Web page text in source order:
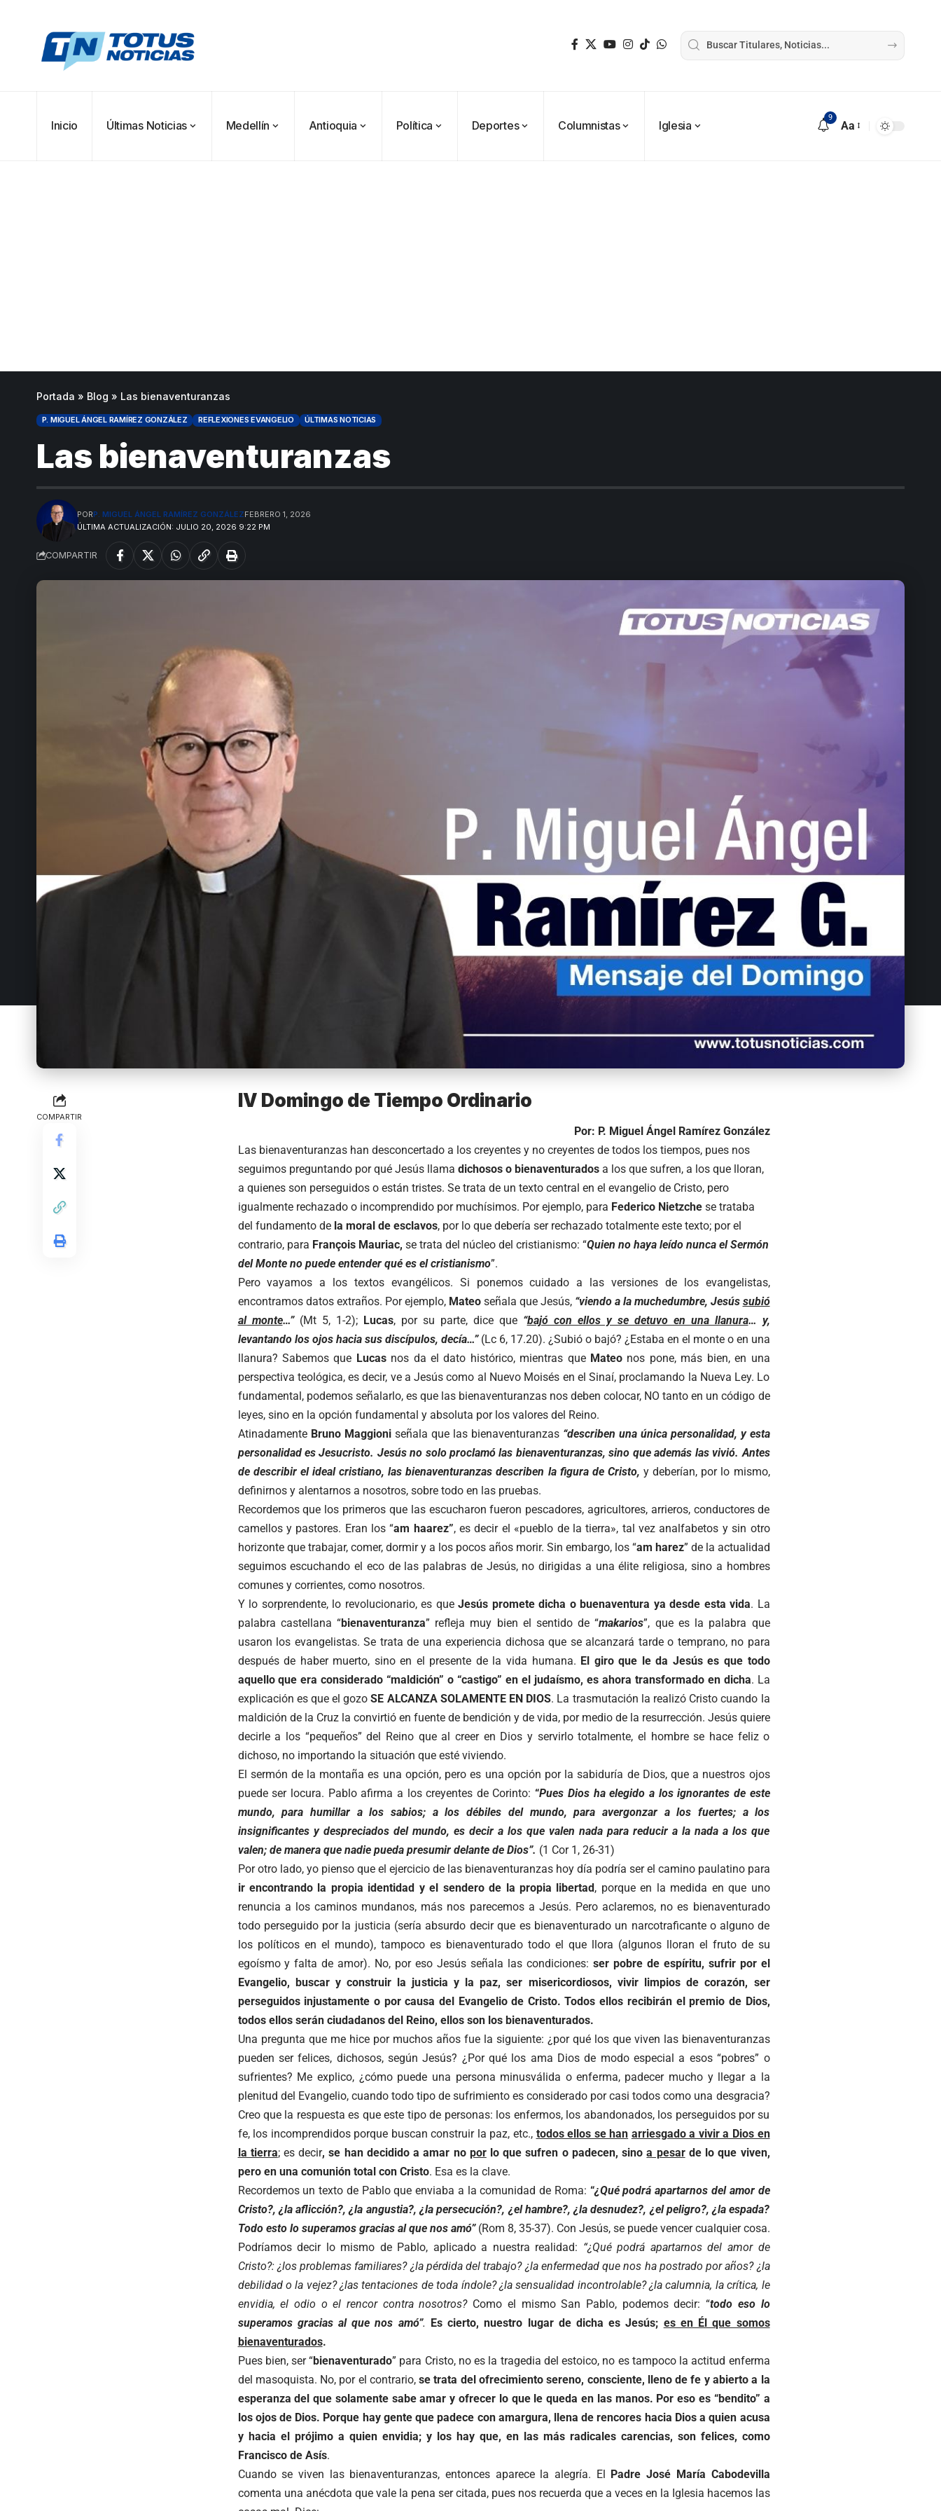
Inicio Últimas Noticias Medellín Antioquia Política Deportes Columnistas Iglesia
9
Aa
Portada » Blog » Las bienaventuranzas
P. MIGUEL ÁNGEL RAMÍREZ GONZÁLEZ REFLEXIONES EVANGELIO ÚLTIMAS NOTICIAS
Las bienaventuranzas
ÚLTIMA ACTUALIZACIÓN: JULIO 20, 2026 9:22 PM
PORP. MIGUEL ÁNGEL RAMÍREZ GONZÁLEZFEBRERO 1, 2026
COMPARTIR
COMPARTIR
IV Domingo de Tiempo Ordinario
Por: P. Miguel Ángel Ramírez González
Las bienaventuranzas han desconcertado a los creyentes y no creyentes de todos los tiempos, pues nos
seguimos preguntando por qué Jesús llama dichosos o bienaventurados a los que sufren, a los que lloran,
a quienes son perseguidos o están tristes. Se trata de un texto central en el evangelio de Cristo, pero
igualmente rechazado o incomprendido por muchísimos. Por ejemplo, para Federico Nietzche se trataba
del fundamento de la moral de esclavos, por lo que debería ser rechazado totalmente este texto; por el
contrario, para François Mauriac, se trata del núcleo del cristianismo: “Quien no haya leído nunca el Sermón
del Monte no puede entender qué es el cristianismo”.
Pero vayamos a los textos evangélicos. Si ponemos cuidado a las versiones de los evangelistas,
encontramos datos extraños. Por ejemplo, Mateo señala que Jesús, “viendo a la muchedumbre, Jesús subió
al monte…” (Mt 5, 1-2); Lucas, por su parte, dice que “bajó con ellos y se detuvo en una llanura… y,
levantando los ojos hacia sus discípulos, decía…” (Lc 6, 17.20). ¿Subió o bajó? ¿Estaba en el monte o en una
llanura? Sabemos que Lucas nos da el dato histórico, mientras que Mateo nos pone, más bien, en una
perspectiva teológica, es decir, ve a Jesús como al Nuevo Moisés en el Sinaí, proclamando la Nueva Ley. Lo
fundamental, podemos señalarlo, es que las bienaventuranzas nos deben colocar, NO tanto en un código de
leyes, sino en la opción fundamental y absoluta por los valores del Reino.
Atinadamente Bruno Maggioniseñala que las bienaventuranzas “describen una única personalidad, y esta
personalidad es Jesucristo. Jesús no solo proclamó las bienaventuranzas, sino que además las vivió. Antes
de describir el ideal cristiano, las bienaventuranzas describen la figura de Cristo, y deberían, por lo mismo,
definirnos y alentarnos a nosotros, sobre todo en las pruebas.
Recordemos que los primeros que las escucharon fueron pescadores, agricultores, arrieros, conductores de
camellos y pastores. Eran los “am haarez”, es decir el «pueblo de la tierra», tal vez analfabetos y sin otro
horizonte que trabajar, comer, dormir y a los pocos años morir. Sin embargo, los “am harez” de la actualidad
seguimos escuchando el eco de las palabras de Jesús, no dirigidas a una élite religiosa, sino a hombres
comunes y corrientes, como nosotros.
Y lo sorprendente, lo revolucionario, es que Jesús promete dicha o buenaventura ya desde esta vida. La
palabra castellana “bienaventuranza” refleja muy bien el sentido de “makarios”, que es la palabra que
usaron los evangelistas. Se trata de una experiencia dichosa que se alcanzará tarde o temprano, no para
después de haber muerto, sino en el presente de la vida humana. El giro que le da Jesús es que todo
aquello que era considerado “maldición” o “castigo” en el judaísmo, es ahora transformado en dicha. La
explicación es que el gozoSE ALCANZA SOLAMENTE EN DIOS. La trasmutación la realizó Cristo cuando la
maldición de la Cruz la convirtió en fuente de bendición y de vida, por medio de la resurrección. Jesús quiere
decirle a los “pequeños” del Reino que al creer en Dios y servirlo totalmente, el hombre se hace feliz o
dichoso, no importando la situación que esté viviendo.
El sermón de la montaña es una opción, pero es una opción por la sabiduría de Dios, que a nuestros ojos
puede ser locura. Pablo afirma a los creyentes de Corinto:“Pues Dios ha elegido a los ignorantes de este
mundo, para humillar a los sabios; a los débiles del mundo, para avergonzar a los fuertes; a los
insignificantes y despreciados del mundo, es decir a los que valen nada para reducir a la nada a los que
valen; de manera que nadie pueda presumir delante de Dios”. (1 Cor 1, 26-31)
Por otro lado, yo pienso que el ejercicio de las bienaventuranzas hoy día podría ser el camino paulatino para
ir encontrando la propia identidad y el sendero de la propia libertad , porque en la medida en que uno
renuncia a los caminos mundanos, más nos parecemos a Jesús. Pero aclaremos, no es bienaventurado
todo perseguido por la justicia (sería absurdo decir que es bienaventurado un narcotraficante o alguno de
los políticos en el mundo), tampoco es bienaventurado todo el que llora (algunos lloran el fruto de su
egoísmo y falta de amor). No, por eso Jesús señala las condiciones: ser pobre de espíritu, sufrir por el
Evangelio, buscar y construir la justicia y la paz, ser misericordiosos, vivir limpios de corazón, ser
perseguidos injustamente o por causa del Evangelio de Cristo. Todos ellos recibirán el premio de Dios,
todos ellos serán ciudadanos del Reino, ellos son los bienaventurados.
Una pregunta que me hice por muchos años fue la siguiente: ¿por qué los que viven las bienaventuranzas
pueden ser felices, dichosos, según Jesús? ¿Por qué los ama Dios de modo especial a esos “pobres” o
sufrientes? Me explico, ¿cómo puede una persona minusválida o enferma, padecer mucho y llegar a la
plenitud del Evangelio, cuando todo tipo de sufrimiento es considerado por casi todos como una desgracia?
Creo que la respuesta es que este tipo de personas: los enfermos, los abandonados, los perseguidos por su
fe, los incomprendidos porque buscan construir la paz, etc., todos ellos se han arriesgado a vivir a Dios en
la tierra; es decir, se han decidido a amar no porlo que sufren o padecen, sinoa pesarde lo que viven,
pero en una comunión total con Cristo. Esa es la clave.
Recordemos un texto de Pablo que enviaba a la comunidad de Roma: “¿Qué podrá apartarnos del amor de
Cristo?, ¿la aflicción?, ¿la angustia?, ¿la persecución?, ¿el hambre?, ¿la desnudez?, ¿el peligro?, ¿la espada?
Todo esto lo superamos gracias al que nos amó” (Rom 8, 35-37). Con Jesús, se puede vencer cualquier cosa.
Podríamos decir lo mismo de Pablo, aplicado a nuestra realidad: “¿Qué podrá apartarnos del amor de
Cristo?: ¿los problemas familiares? ¿la pérdida del trabajo? ¿la enfermedad que nos ha postrado por años? ¿la
debilidad o la vejez? ¿las tentaciones de toda índole? ¿la sensualidad incontrolable? ¿la calumnia, la crítica, le
envidia, el odio o el rencor contra nosotros? Como el mismo San Pablo, podemos decir: “todo eso lo
superamos gracias al que nos amó”. Es cierto, nuestro lugar de dicha es Jesús; es en Él que somos
bienaventurados.
Pues bien, ser “bienaventurado” para Cristo, no es la tragedia del estoico, no es tampoco la actitud enferma
del masoquista. No, por el contrario,se trata del ofrecimiento sereno, consciente, lleno de fe y abierto a la
esperanza del que solamente sabe amar y ofrecer lo que le queda en las manos. Por eso es “bendito” a
los ojos de Dios. Porque hay gente que padece con amargura, llena de rencores hacia Dios a quien acusa
y hacia el prójimo a quien envidia; y los hay que, en las más radicales carencias, son felices, como
Francisco de Asís.
Cuando se viven las bienaventuranzas, entonces aparece la alegría. El
Padre José María Cabodevilla
comenta una anécdota que vale la pena ser citada, pues nos recuerda que a veces en la Iglesia hacemos las